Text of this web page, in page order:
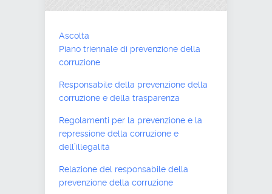
Ascolta
Piano triennale di prevenzione della
corruzione
Responsabile della prevenzione della
corruzione e della trasparenza
Regolamenti per la prevenzione e la
repressione della corruzione e
dell’illegalità
Relazione del responsabile della
prevenzione della corruzione